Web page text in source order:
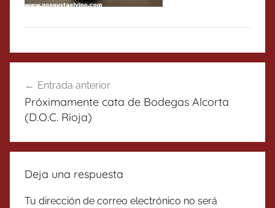
de
entradas
Entrada anterior
Próximamente cata de Bodegas Alcorta
(D.O.C. Rioja)
Deja una respuesta
Tu dirección de correo electrónico no será